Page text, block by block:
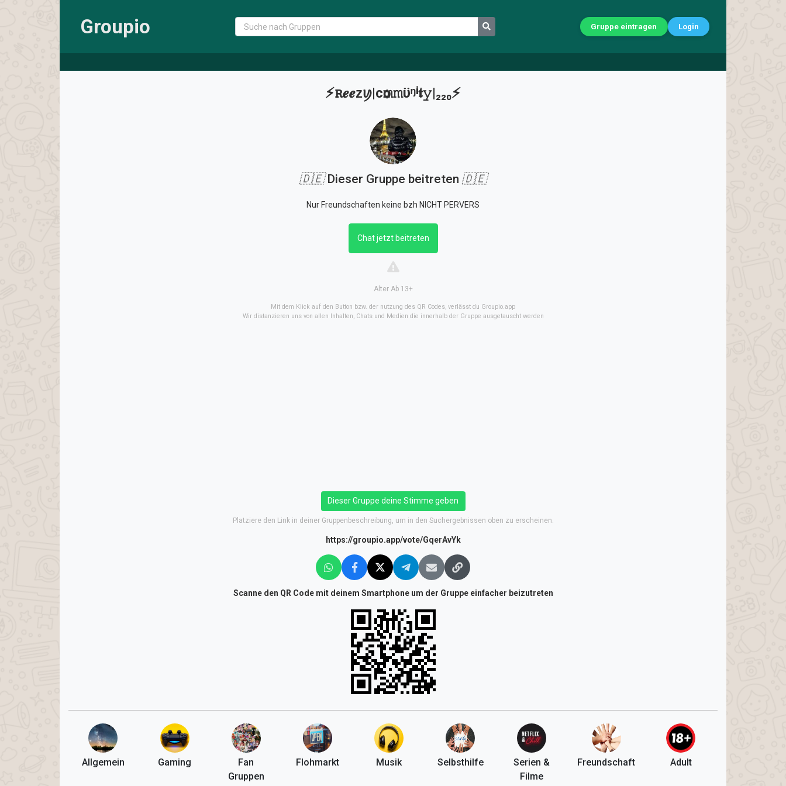
Groupio Gruppe eintragen Login
⚡ꭱ𝒆𝒆ᴢꪗ|cѻ𝚖𝚖ϋᵑⁱ𝖙𝚢|₂₂₀⚡
🇩🇪Dieser Gruppe beitreten 🇩🇪
Nur Freundschaften keine bzh NICHT PERVERS
Chat jetzt beitreten
Alter Ab 13+
Mit dem Klick auf den Button bzw. der nutzung des QR Codes, verlässt du Groupio.app
Wir distanzieren uns von allen Inhalten, Chats und Medien die innerhalb der Gruppe ausgetauscht werden
Dieser Gruppe deine Stimme geben
Platziere den Link in deiner Gruppenbeschreibung, um in den Suchergebnissen oben zu erscheinen.
https://groupio.app/vote/GqerAvYk
Scanne den QR Code mit deinem Smartphone um der Gruppe einfacher beizutreten
Allgemein Gaming
Fan
Gruppen
Flohmarkt Musik Selbsthilfe
Serien &
Filme
Freundschaft Adult